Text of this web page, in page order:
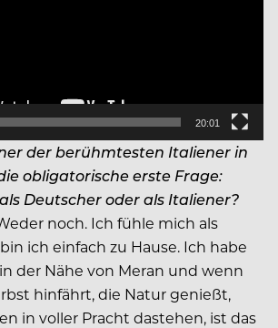
20:01
der berühmtesten Italiener in
obligatorische erste Frage:
Deutscher oder als Italiener?
noch. Ich fühle mich als
ich einfach zu Hause. Ich habe
der Nähe von Meran und wenn
hinfährt, die Natur genießt,
in voller Pracht dastehen, ist das